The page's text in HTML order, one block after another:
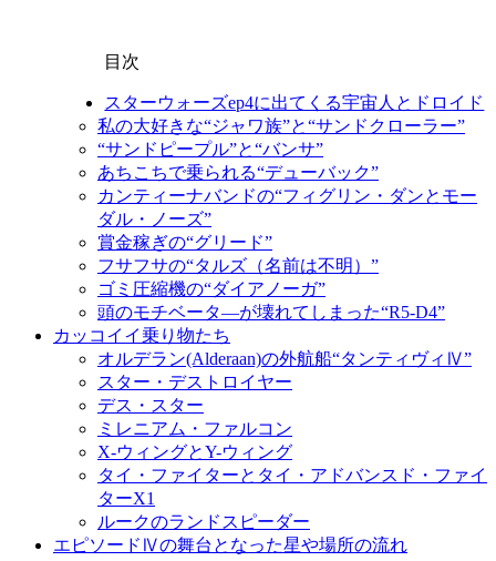
目次
スターウォーズep4に出てくる宇宙人とドロイド
私の大好きな“ジャワ族”と“サンドクローラー”
“サンドピープル”と“バンサ”
あちこちで乗られる“デューバック”
カンティーナバンドの“フィグリン・ダンとモー
ダル・ノーズ”
賞金稼ぎの“グリード”
フサフサの“タルズ（名前は不明）”
ゴミ圧縮機の“ダイアノーガ”
頭のモチベータ―が壊れてしまった“R5-D4”
カッコイイ乗り物たち
オルデラン(Alderaan)の外航船“タンティヴィⅣ”
スター・デストロイヤー
デス・スター
ミレニアム・ファルコン
X-ウィングとY-ウィング
タイ・ファイターとタイ・アドバンスド・ファイ
ターX1
ルークのランドスピーダー
エピソードⅣの舞台となった星や場所の流れ